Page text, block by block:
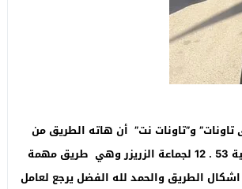
و”تاونات نت” أن هاته الطريق من
شأنها أن تربط جماعة اخلالفة من الطريق الجهوية 509 مع الطريق الإقليمية 53 . 12 لجماعة الزريزر وهي طريق مهمة
الطريق والحمد لله الفضل يرجع لعامل